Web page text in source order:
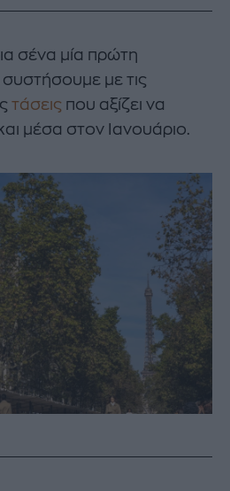
σένα μία πρώτη
με τις
τάσεις που αξίζει να
μέσα στον Ιανουάριο.